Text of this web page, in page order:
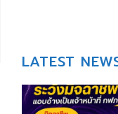
LATEST